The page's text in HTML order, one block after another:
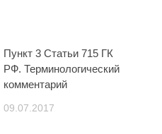
Пункт 3 Статьи 715 ГК
РФ. Терминологический
комментарий
09.07.2017